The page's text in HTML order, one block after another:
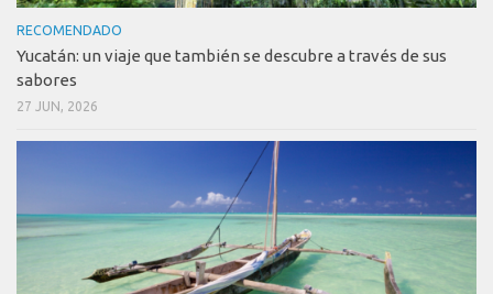
RECOMENDADO
Yucatán: un viaje que también se descubre a través de sus
sabores
27 JUN, 2026